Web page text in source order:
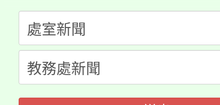
半價優惠，詳情可洽有
者。
份教師增能研習
大溪自造教育及科技中
份教師研習
淨零綠生活教案入校路
會
115年食農教育專業人
程